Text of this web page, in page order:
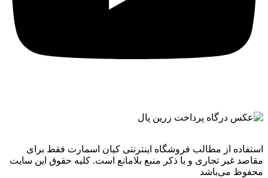
استفاده از مطالب فروشگاه اینترنتی کیان اسمارت فقط برای
مقاصد غیر تجاری و با ذکر منبع بلامانع است. کليه حقوق اين سايت
محفوظ می‌باشد